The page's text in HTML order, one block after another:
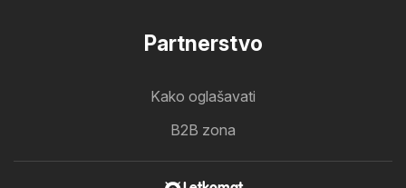
Partnerstvo
Kako oglašavati
B2B zona